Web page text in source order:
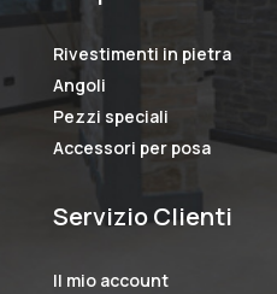
Rivestimenti in pietra
Angoli
Pezzi speciali
Accessori per posa
Servizio Clienti
Il mio account